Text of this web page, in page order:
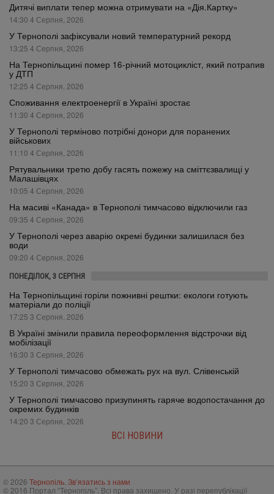
Дитячі виплати тепер можна отримувати на «Дія.Картку»
14:30 4 Серпня, 2026
У Тернополі зафіксували новий температурний рекорд
13:25 4 Серпня, 2026
На Тернопільщині помер 16-річний мотоцикліст, який потрапив
у ДТП
12:25 4 Серпня, 2026
Споживання електроенергії в Україні зростає
11:30 4 Серпня, 2026
У Тернополі терміново потрібні донори для поранених
військових
11:10 4 Серпня, 2026
Рятувальники третю добу гасять пожежу на сміттєзвалищі у
Малашівцях
10:05 4 Серпня, 2026
На масиві «Канада» в Тернополі тимчасово відключили газ
09:35 4 Серпня, 2026
У Тернополі через аварію окремі будинки залишилася без
води
09:20 4 Серпня, 2026
ПОНЕДІЛОК, 3 СЕРПНЯ
На Тернопільщині горіли пожнивні рештки: екологи готують
матеріали до поліції
17:25 3 Серпня, 2026
В Україні змінили правила переоформлення відстрочки від
мобілізації
16:30 3 Серпня, 2026
У Тернополі тимчасово обмежать рух на вул. Слівенській
15:20 3 Серпня, 2026
У Тернополі тимчасово призупинять гаряче водопостачання до
окремих будинків
14:20 3 Серпня, 2026
ВСІ НОВИНИ
© 2026 Тернопіль Зв’язатись з нами
© 2016 Портал “Тернопіль”. Всі права захищено. У разі перепублікації